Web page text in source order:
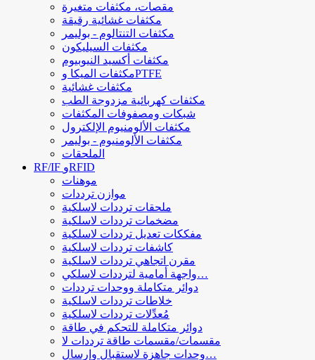
مقصات، مكثفات متغيرة
مكثفات غشائية رقيقة
مكثفات التنتالوم - بوليمر
مكثفات السيليكون
مكثفات أكسيد النيوبيوم
مكثفات الميكا وPTFE
مكثفات غشائية
مكثفات كهربائية مزدوجة الطب
شبكات ومصفوفات المكثفات
مكثفات الألومنيوم الإلكترول
مكثفات الألومنيوم - بوليمر
الملحقات
RF/IF وRFID
موهنات
موازن ترددات
ملحقات ترددات لاسلكية
مضخمات ترددات لاسلكية
مفككات تعديل ترددات لاسلكية
كاشفات ترددات لاسلكية
مقرن اتجاهي ترددات لاسلكية
واجهة أمامية لترددات لاسلكي…
دوائر متكاملة ووحدات ترددات
خلاطات ترددات لاسلكية
مُعدِّلات ترددات لاسلكية
دوائر متكاملة للتحكم في طاقة
مقسمات/مقسمات طاقة ترددات لا
وحدات جاهزة لاستقبال وإرسال…